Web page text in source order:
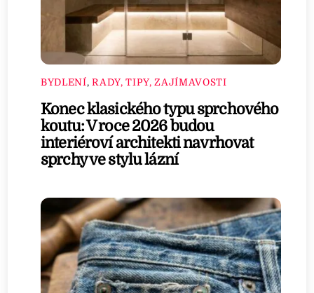
BYDLENÍ,RADY, TIPY, ZAJÍMAVOSTI
Konec klasického typu sprchového
koutu: V roce 2026 budou
interiéroví architekti navrhovat
sprchy ve stylu lázní